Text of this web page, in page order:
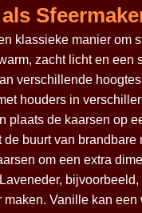
klassieke manier om
zacht licht en een
verschillende
houders in
plaats de kaarsen op
de buurt van brandbare
om een extra
bijvoorbeeld,
maken. Vanille kan een